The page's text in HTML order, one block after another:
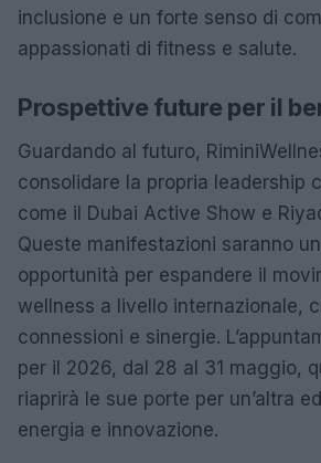
inclusione e un forte senso di
appassionati di fitness e salute.
Prospettive future per il
Guardando al futuro,
consolidare la propria leadership
come il Dubai Active Show e
Queste manifestazioni saranno
opportunità per espandere il
wellness a livello internazionale,
connessioni e sinergie.
per il 2026, dal 28 al 31 maggio,
riaprirà le sue porte per un’altra
energia e innovazione.